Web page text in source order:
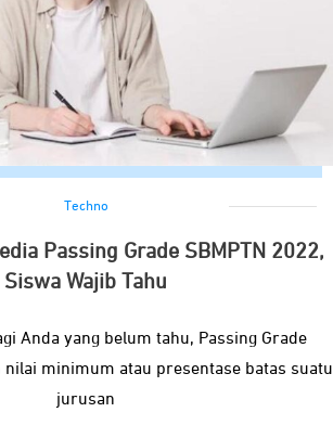
Techno
Passing Grade SBMPTN 2022,
Siswa Wajib Tahu
Anda yang belum tahu, Passing Grade
nilai minimum atau presentase batas suatu
jurusan